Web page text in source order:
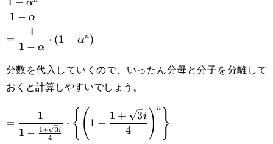
{1-
\alpha}\\\displaystyle=\frac{1}
{1-\alpha}\cdot(1-\alpha^n)
1 − α
α
=
1 − α
1
⋅ (1 − αn)
分数を代入していくので、いったん分母と分子を分離して
おくと計算しやすいでしょう。
\displaystyle=\frac{1}
{1-\frac{1+\sqrt{3}i}
=
1 − 4
1+ 3i
1
⋅ {( 1 −
4
1 + 3i ) n }